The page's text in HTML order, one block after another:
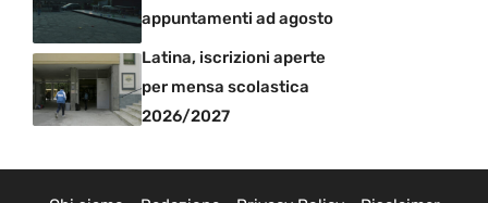
appuntamenti ad agosto
Latina, iscrizioni aperte
per mensa scolastica
2026/2027